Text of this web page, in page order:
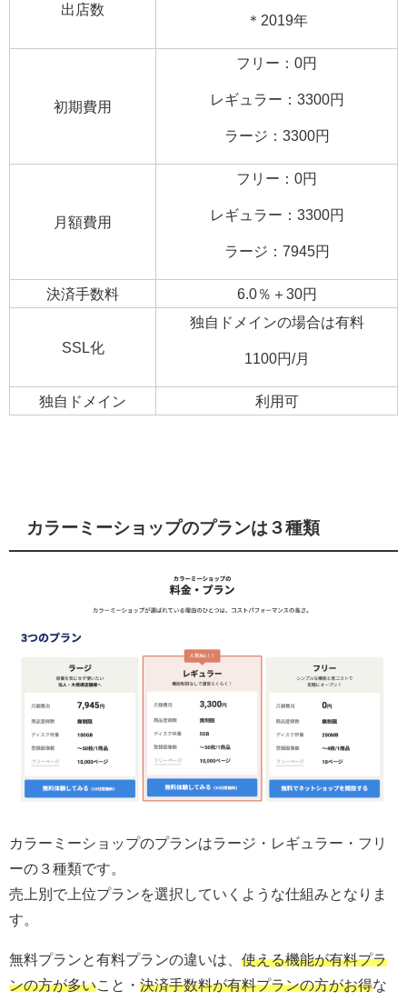
出店数
＊2019年
初期費用
フリー：0円
レギュラー：3300円
ラージ：3300円
月額費用
フリー：0円
レギュラー：3300円
ラージ：7945円
決済手数料 6.0％＋30円
SSL化
独自ドメインの場合は有料
1100円/月
独自ドメイン 利用可
カラーミーショップのプランは３種類
カラーミーショップのプランはラージ・レギュラー・フリ
ーの３種類です。
売上別で上位プランを選択していくような仕組みとなりま
す。
無料プランと有料プランの違いは、 使える機能が有料プラ
ンの方が多い こと・ 決済手数料が有料プランの方がお得な